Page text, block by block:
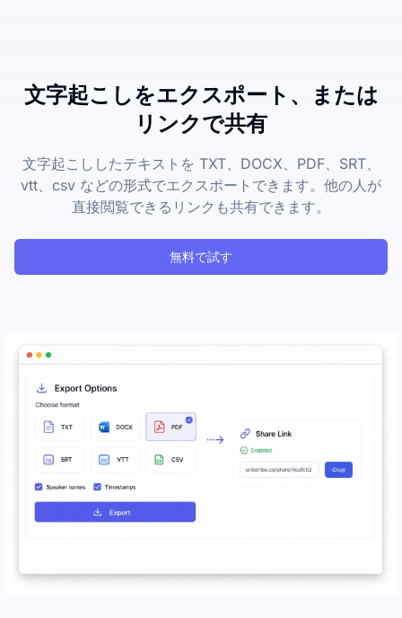
文字起こしをエクスポート、または
リンクで共有
文字起こししたテキストを TXT、DOCX、PDF、SRT、
vtt、csv などの形式でエクスポートできます。他の人が
直接閲覧できるリンクも共有できます。
無料で試す